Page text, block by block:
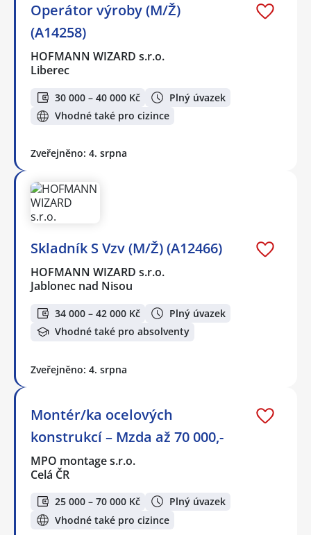
Operátor výroby (M/Ž)
(A14258)
HOFMANN WIZARD s.r.o.
Liberec
30 000 – 40 000 Kč
Plný úvazek
Vhodné také pro cizince
Zveřejněno: 4. srpna
Skladník S Vzv (M/Ž) (A12466)
HOFMANN WIZARD s.r.o.
Jablonec nad Nisou
34 000 – 42 000 Kč
Plný úvazek
Vhodné také pro absolventy
Zveřejněno: 4. srpna
Montér/ka ocelových
konstrukcí – Mzda až 70 000,-
MPO montage s.r.o.
Celá ČR
25 000 – 70 000 Kč
Plný úvazek
Vhodné také pro cizince